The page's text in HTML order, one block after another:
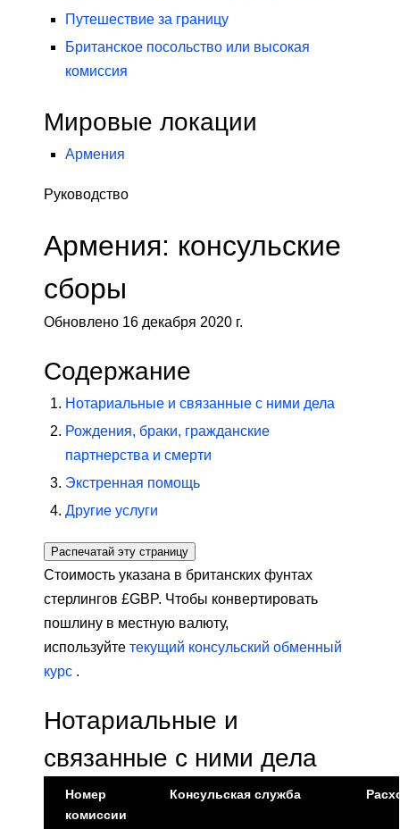
Путешествие за границу
Британское посольство или высокая
комиссия
Мировые локации
Армения
Руководство
Армения: консульские
сборы
Обновлено 16 декабря 2020 г.
Содержание
Нотариальные и связанные с ними дела
Рождения, браки, гражданские
партнерства и смерти
Экстренная помощь
Другие услуги
Распечатай эту страницу
Стоимость указана в британских фунтах
стерлингов £GBP. Чтобы конвертировать
пошлину в местную валюту,
используйте текущий консульский обменный
курс .
Нотариальные и
связанные с ними дела
Номер
комиссии
Консульская служба